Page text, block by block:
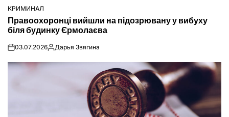
ОПУБЛІКУВАТИ
КРИМИНАЛ
Правоохоронці вийшли на підозрювану у вибуху
біля будинку Єрмолаєва
on03.07.2026Опубліковано
Дарья Звягина